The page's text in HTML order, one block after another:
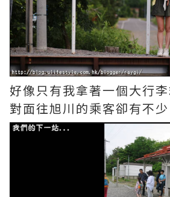
好像只有我拿著一個大行
對面往旭川的乘客卻有不少